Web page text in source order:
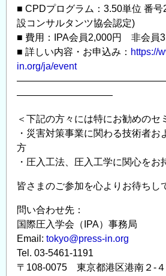
■ CPDプログラム：3.50単位 番
設コンサルタンツ協会認定)
■ 費用：IPA会員2,000円 非会員
■ 詳しい内容・お申込み： https://
in.org/ja/event
——————————
＜下記の方々には特にお勧めのセ
・災害対策事業に関わる技術者お
方
・圧入工法、圧入工学に関心をお
皆さまのご参加を心よりお待ちし
問い合わせ先：
国際圧入学会（IPA）事務局
Email: tokyo@press-in.org
Tel. 03-5461-1191
〒108-0075 東京都港区港南２-４